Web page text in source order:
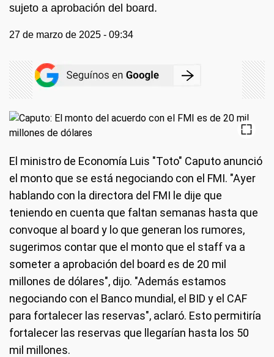
sujeto a aprobación del board.
27 de marzo de 2025 - 09:34
El ministro de Economía Luis "Toto" Caputo anunció
el monto que se está negociando con el FMI. "Ayer
hablando con la directora del FMI le dije que
teniendo en cuenta que faltan semanas hasta que
convoque al board y lo que generan los rumores,
sugerimos contar que el monto que el staff va a
someter a aprobación del board es de 20 mil
millones de dólares", dijo. "Además estamos
negociando con el Banco mundial, el BID y el CAF
para fortalecer las reservas", aclaró. Esto permitiría
fortalecer las reservas que llegarían hasta los 50
mil millones.